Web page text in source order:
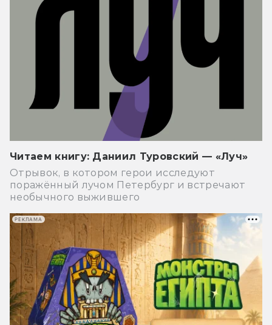
Читаем книгу: Даниил Туровский — «Луч»
Отрывок, в котором герои исследуют
поражённый лучом Петербург и встречают
необычного выжившего
РЕКЛАМА